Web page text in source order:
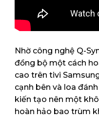
Nhờ công nghệ Q-
đồng bộ một cách
cao trên tivi
cạnh bên và loa
kiến tạo nên một
hoàn hảo bao trùm